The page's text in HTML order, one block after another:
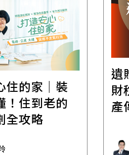
住的家｜裝
！住到老的
全攻略
遺
財
產